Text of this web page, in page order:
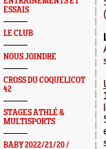
ESSAIS
LE CLUB
NOUS JOINDRE
CROSS DU COQUELICOT
42
STAGES ATHLÉ &
MULTISPORTS
BABY 2022/21/20 /